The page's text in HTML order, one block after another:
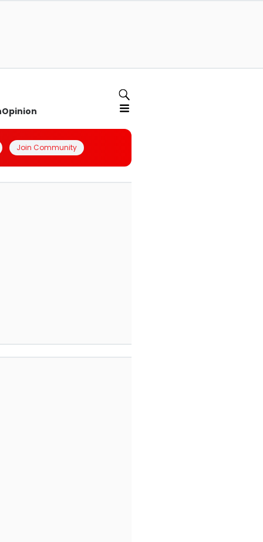
Opinion
Join Community